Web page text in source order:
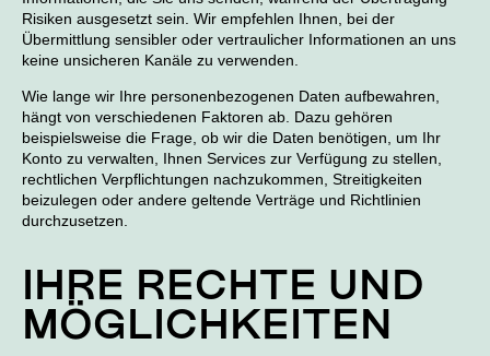
Risiken ausgesetzt sein. Wir empfehlen Ihnen, bei der
Übermittlung sensibler oder vertraulicher Informationen an uns
keine unsicheren Kanäle zu verwenden.
Wie lange wir Ihre personenbezogenen Daten aufbewahren,
hängt von verschiedenen Faktoren ab. Dazu gehören
beispielsweise die Frage, ob wir die Daten benötigen, um Ihr
Konto zu verwalten, Ihnen Services zur Verfügung zu stellen,
rechtlichen Verpflichtungen nachzukommen, Streitigkeiten
beizulegen oder andere geltende Verträge und Richtlinien
durchzusetzen.
IHRE RECHTE UND
MÖGLICHKEITEN